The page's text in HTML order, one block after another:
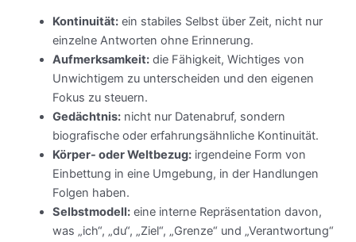
Kontinuität: ein stabiles Selbst über Zeit, nicht nur
einzelne Antworten ohne Erinnerung.
Aufmerksamkeit: die Fähigkeit, Wichtiges von
Unwichtigem zu unterscheiden und den eigenen
Fokus zu steuern.
Gedächtnis: nicht nur Datenabruf, sondern
biografische oder erfahrungsähnliche Kontinuität.
Körper- oder Weltbezug: irgendeine Form von
Einbettung in eine Umgebung, in der Handlungen
Folgen haben.
Selbstmodell: eine interne Repräsentation davon,
was „ich“, „du“, „Ziel“, „Grenze“ und „Verantwortung“